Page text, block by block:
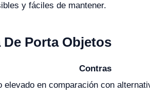
y fáciles de mantener.
Porta Objetos
Contras
elevado en comparación con